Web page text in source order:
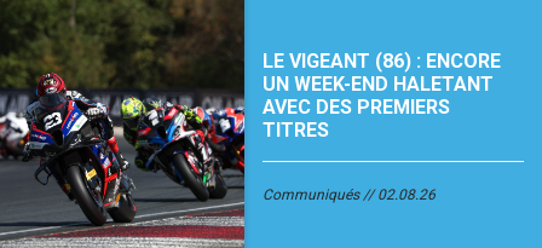
LE VIGEANT (86) : ENCORE
UN WEEK-END HALETANT
AVEC DES PREMIERS
TITRES
Communiqués 02.08.26